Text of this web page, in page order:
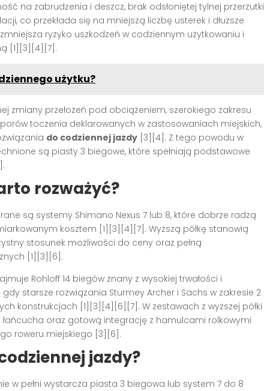
na zabrudzenia i deszcz, brak odsłoniętej tylnej przerzutki
co przekłada się na mniejszą liczbę usterek i dłuższe
ryzyko uszkodzeń w codziennym użytkowaniu i
[1][3][4][7].
użytku?
zmiany przełożeń pod obciążeniem, szerokiego zakresu
toczenia deklarowanych w zastosowaniach miejskich,
do codziennej jazdy [3][4]. Z tego powodu w
są piasty 3 biegowe, które spełniają podstawowe
rozważyć?
są systemy Shimano Nexus 7 lub 8, które dobrze radzą
kosztem [1][3][4][7]. Wyższą półkę stanowią
stosunek możliwości do ceny oraz pełną
[1][3][6].
Rohloff 14 biegów znany z wysokiej trwałości i
starsze rozwiązania Sturmey Archer i Sachs w zakresie 2
konstrukcjach [1][3][4][6][7]. W zestawach z wyższej półki
oraz gotową integrację z hamulcami rolkowymi
roweru miejskiego [3][6].
jazdy?
w pełni wystarcza piasta 3 biegowa lub system 7 do 8